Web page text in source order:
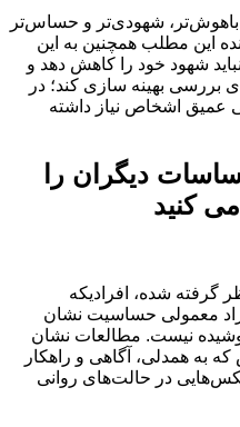
باهوش‌تر، شهودی‌تر و حساس‌تر
این مطلب همچنین به این
شهود خود را کاهش دهد و
بررسی بهینه سازی کند؛ در
اشخاص نیاز داشته
دیگران را
کنید
گرفته شده، افرادیکه
معمولی حساسیت نشان
نیست. مطالعات نشان
به همدلی، آگاهی و راهکار
در حالت‌های روانی